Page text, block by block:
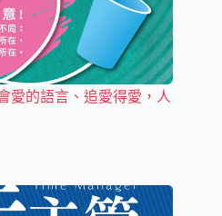
愛的語言、追愛得愛，人